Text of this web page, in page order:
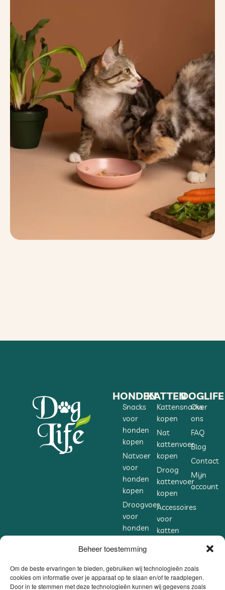
Beheer toestemming
Om de beste ervaringen te bieden, gebruiken wij technologieën zoals
cookies om informatie over je apparaat op te slaan en/of te raadplegen.
Door in te stemmen met deze technologieën kunnen wij gegevens zoals
HONDEN
Snacks
voor
honden
kopen
Natvoer
voor
honden
kopen
Droogvoer
voor
honden
Accessoires
voor
honden
KATTEN
Kattensnacks
kopen
Nat
kattenvoer
kopen
Droog
kattenvoer
kopen
Accessoires
voor
katten
voor
katten
DOGLIFE
Over
ons
FAQ
Blog
Contact
Mijn
account